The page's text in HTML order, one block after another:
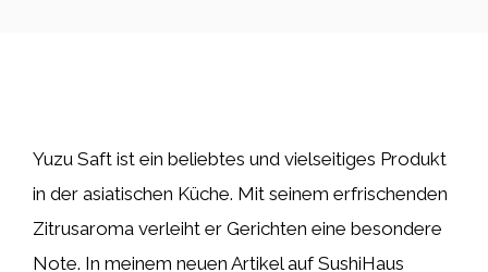
Yuzu Saft ist ein beliebtes und vielseitiges Produkt
in der asiatischen Küche. Mit seinem erfrischenden
Zitrusaroma verleiht er Gerichten eine besondere
Note. In meinem neuen Artikel auf SushiHaus